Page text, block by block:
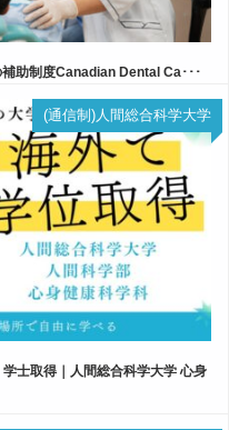
助制度Canadian Dental Ca･･･
(通信制)人間総合科学大学
士取得｜人間総合科学大学 心身